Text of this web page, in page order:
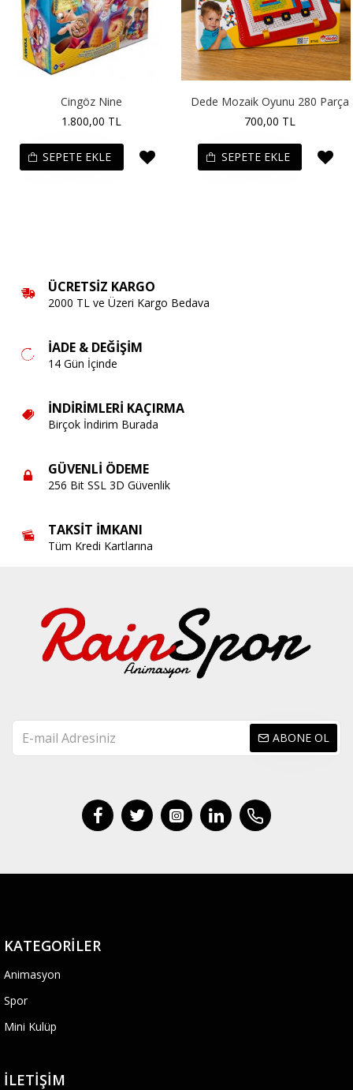
Cingöz Nine
1.800,00 TL
SEPETE EKLE
Dede Mozaik Oyunu 280 Parça
700,00 TL
SEPETE EKLE
ÜCRETSIZ KARGO
2000 TL ve Üzeri Kargo Bedava
İADE & DEĞIŞIM
14 Gün İçinde
İNDIRIMLERI KAÇIRMA
Birçok İndirim Burada
GÜVENLI ÖDEME
256 Bit SSL 3D Güvenlik
TAKSIT İMKANI
Tüm Kredi Kartlarına
ABONE OL
KATEGORILER
Animasyon
Spor
Mini Kulüp
İLETIŞIM